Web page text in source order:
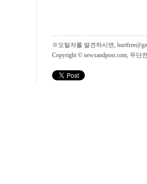
※오탈자를 발견하시면,
Copyright © newsandpost.com, 무